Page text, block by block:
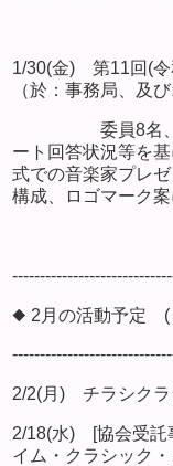
1/30(金) 第11回(令
（於：事務局、及
委員8名、役員
ート回答状況等を
式での音楽家プレ
構成、ロゴマーク
◆ 2月の活動予定 (
2/2(月) チラシクラ
2/18(水) [協会受託
イム・クラシック